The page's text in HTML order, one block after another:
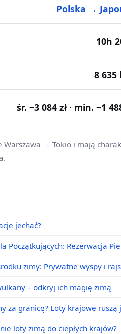
Polska →
10h
8 635
śr. ~3 084 zł · min. ~1
Warszawa → Tokio i mają
jechać?
Początkujących: Rezerwacja
zimy: Prywatne wyspy i
– odkryj ich magię zimą
za granicę? Loty krajowe ruszą
loty zimą do ciepłych krajów?